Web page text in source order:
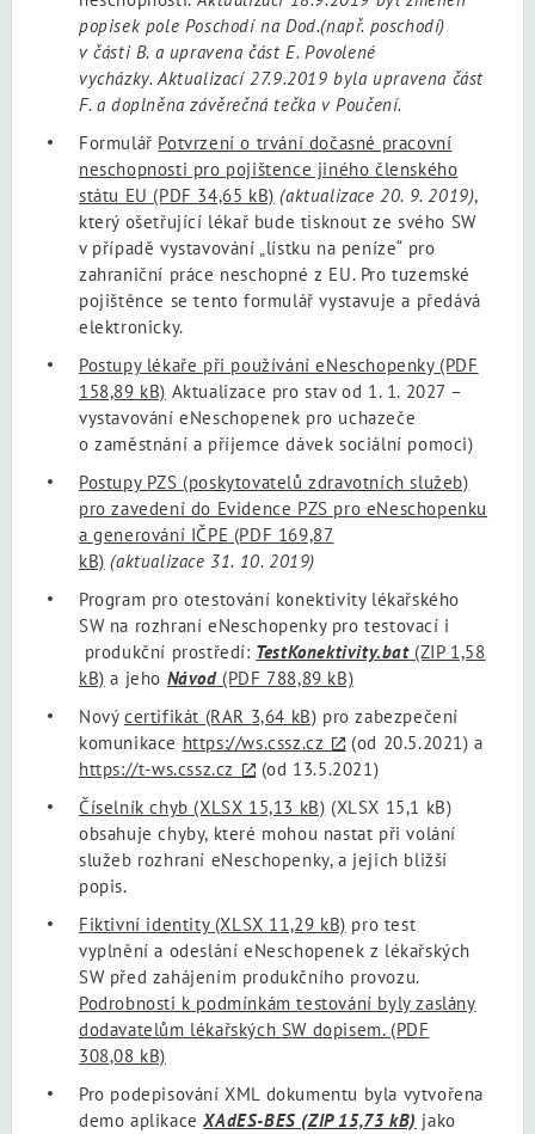
popisek pole Poschodí na Dod.(např. poschodí)
v části B. a upravena část E. Povolené
vycházky. Aktualizací 27.9.2019 byla upravena část
F. a doplněna závěrečná tečka v Poučení.
Formulář Potvrzení o trvání dočasné pracovní
neschopnosti pro pojištence jiného členského
státu EU (PDF 34,65 kB) (aktualizace 20. 9. 2019),
který ošetřující lékař bude tisknout ze svého SW
v případě vystavování „lístku na peníze“ pro
zahraniční práce neschopné z EU. Pro tuzemské
pojištěnce se tento formulář vystavuje a předává
elektronicky.
Postupy lékaře při používání eNeschopenky(PDF
158,89 kB) Aktualizace pro stav od 1. 1. 2027 –
vystavování eNeschopenek pro uchazeče
o zaměstnání a příjemce dávek sociální pomoci)
Postupy PZS (poskytovatelů zdravotních služeb)
pro zavedení do Evidence PZS pro eNeschopenku
a generování IČPE (PDF 169,87
kB) (aktualizace 31. 10. 2019)
Program pro otestování konektivity lékařského
SW na rozhraní eNeschopenky pro testovací i
produkční prostředí: TestKonektivity.bat(ZIP 1,58
kB) a jeho Návod(PDF 788,89 kB)
Nový certifikát (RAR 3,64 kB) pro zabezpečení
komunikace https://ws.cssz.cz
(od 20.5.2021) a
https://t-ws.cssz.cz
(od 13.5.2021)
Číselník chyb (XLSX 15,13 kB) (XLSX 15,1 kB)
obsahuje chyby, které mohou nastat při volání
služeb rozhraní eNeschopenky, a jejich bližší
popis.
Fiktivní identity(XLSX 11,29 kB) pro test
vyplnění a odeslání eNeschopenek z lékařských
SW před zahájením produkčního provozu.
Podrobnosti k podmínkám testování byly zaslány
dodavatelům lékařských SW dopisem.(PDF
308,08 kB)
Pro podepisování XML dokumentu byla vytvořena
demo aplikaceXAdES-BES(ZIP 15,73 kB) jako